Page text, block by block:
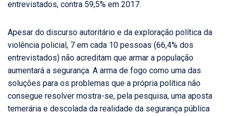
entrevistados, contra 59,5% em 2017.
Apesar do discurso autoritário e da exploração política da
violência policial, 7 em cada 10 pessoas (66,4% dos
entrevistados) não acreditam que armar a população
aumentará a segurança. A arma de fogo como uma das
soluções para os problemas que a própria política não
consegue resolver mostra-se, pela pesquisa, uma aposta
temerária e descolada da realidade da segurança pública